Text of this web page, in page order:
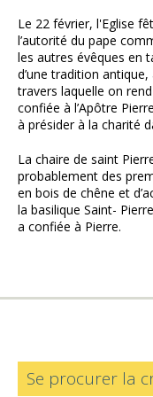
Le 22 février, l'Eglise
l’autorité du pape
les autres évêques en
d’une tradition
travers laquelle on
confiée à l’Apôtre
à présider à la charité
La chaire de saint
probablement des
en bois de chêne et
la basilique Saint-
a confiée à Pierre.
Se procurer la